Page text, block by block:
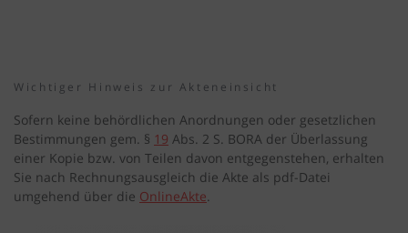
Wichtiger Hinweis zur Akteneinsicht
Sofern keine behördlichen Anordnungen oder gesetzlichen
Bestimmungen gem. § 19 Abs. 2 S. BORA der Überlassung
einer Kopie bzw. von Teilen davon entgegenstehen, erhalten
Sie nach Rechnungsausgleich die Akte als pdf-Datei
umgehend über die OnlineAkte.